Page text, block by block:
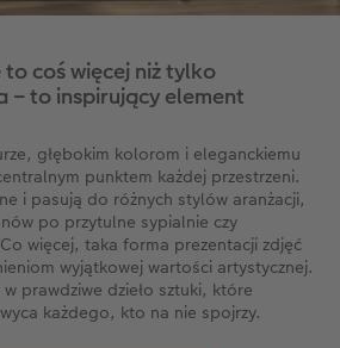
coś więcej niż tylko
– to inspirujący element
głębokim kolorom i eleganckiemu
punktem każdej przestrzeni.
i pasują do różnych stylów aranżacji,
po przytulne sypialnie czy
więcej, taka forma prezentacji zdjęć
wyjątkowej wartości artystycznej.
prawdziwe dzieło sztuki, które
każdego, kto na nie spojrzy.